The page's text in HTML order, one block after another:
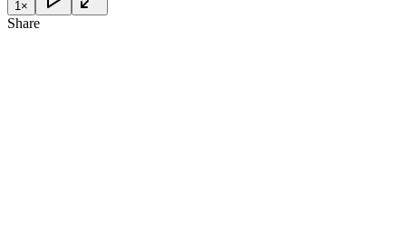
1 ×
Share